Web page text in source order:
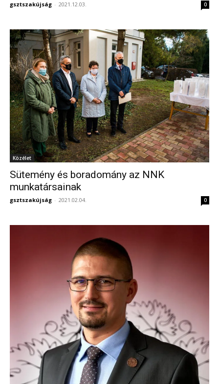
gsztszakújság - 2021.12.03. 0
Közélet
Sütemény és boradomány az NNK
munkatársainak
gsztszakújság - 2021.02.04. 0